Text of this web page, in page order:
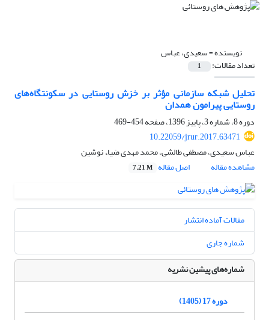
نویسنده =سعیدی، عباس
تعداد مقالات: 1
تحلیل شبکه سازمانی مؤثر بر خزش روستایی در سکونتگاه‌های
روستایی پیرامون همدان
دوره 8، شماره 3، پاییز 1396، صفحه
454-469
10.22059/jrur.2017.63471
عباس سعیدی، مصطفی طالشی، محمد مهدی ضیاء نوشین
مشاهده مقاله
اصل مقاله 7.21 M
مقالات آماده انتشار
شماره جاری
شماره‌های پیشین نشریه
دوره 17 (1405)